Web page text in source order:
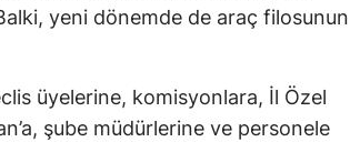
Tunceli
Uşak
yeni dönemde de araç filosunun
üyelerine, komisyonlara, İl Özel
şube müdürlerine ve personele